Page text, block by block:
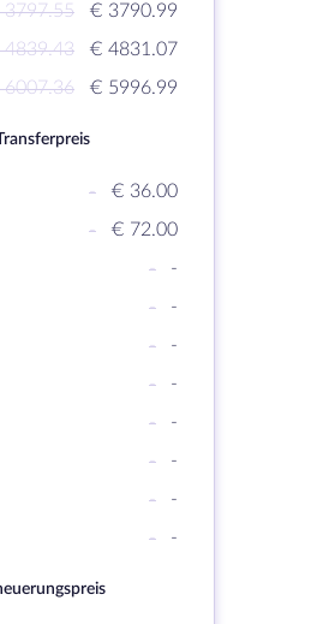
€ 3790.99
€ 4831.07
€ 5996.99
-
€ 36.00
-
€ 72.00
-
-
-
-
-
-
-
-
-
-
-
-
-
-
- -